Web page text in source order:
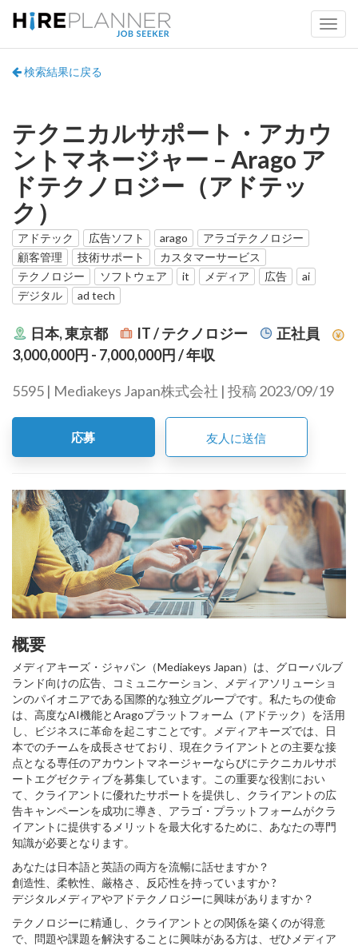
検索結果に戻る
テクニカルサポート・アカウ
ントマネージャー – Arago ア
ドテクノロジー（アドテッ
ク）
アドテック 広告ソフト arago
アラゴテクノロジー
顧客管理
技術サポート
カスタマーサービス
テクノロジー
ソフトウェア it メディア 広告
ai
デジタル
ad tech
日本, 東京都 IT / テクノロジー
正社員
3,000,000円 - 7,000,000円/ 年収
5595 | Mediakeys Japan株式会社 | 投稿 2023/09/19
応募 友人に送信
概要
メディアキーズ・ジャパン（Mediakeys Japan）は、グローバルブ
ランド向けの広告、コミュニケーション、メディアソリューショ
ンのパイオニアである国際的な独立グループです。私たちの使命
は、高度なAI機能とAragoプラットフォーム（アドテック）を活用
し、ビジネスに革命を起こすことです。メディアキーズでは、日
本でのチームを成長させており、現在クライアントとの主要な接
点となる専任のアカウントマネージャーならびにテクニカルサポ
ートエグゼクティブを募集しています。この重要な役割におい
て、クライアントに優れたサポートを提供し、クライアントの広
告キャンペーンを成功に導き、アラゴ・プラットフォームがクラ
イアントに提供するメリットを最大化するために、あなたの専門
知識が必要となります。
あなたは日本語と英語の両方を流暢に話せますか？
創造性、柔軟性、厳格さ、反応性を持っていますか ?
デジタルメディアやアドテクノロジーに興味がありますか？
テクノロジーに精通し、クライアントとの関係を築くのが得意
で、問題や課題を解決することに興味がある方は、ぜひメディア